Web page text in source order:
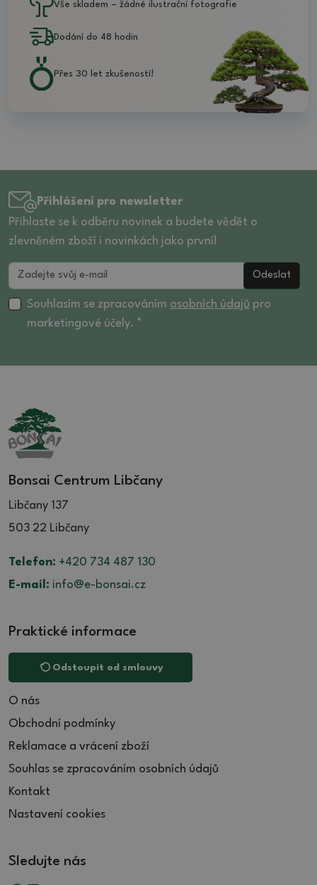
Vše skladem – žádné ilustrační fotografie
Dodání do 48 hodin
Přes 30 let zkušeností!
Přihlášení pro newsletter
Přihlaste se k odběru novinek a budete vědět o
zlevněném zboží i novinkách jako první!
Odeslat
Souhlasím se zpracováním osobních údajů pro
marketingové účely. *
Bonsai Centrum Libčany
Libčany 137
503 22 Libčany
Telefon: +420 734 487 130
E-mail: info@e-bonsai.cz
Praktické informace
Odstoupit od smlouvy
O nás
Obchodní podmínky
Reklamace a vrácení zboží
Souhlas se zpracováním osobních údajů
Kontakt
Nastavení cookies
Sledujte nás